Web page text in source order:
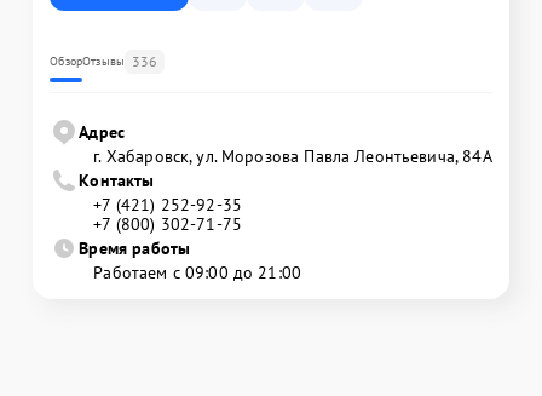
ОбзорОтзывы 336
Адрес
г. Хабаровск, ул. Морозова Павла Леонтьевича, 84А
Контакты
+7 (421) 252-92-35
+7 (800) 302-71-75
Время работы
Работаем с 09:00 до 21:00